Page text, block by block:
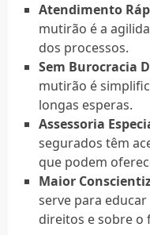
Atendimento
mutirão é a
dos processos.
Sem Burocracia
mutirão é
longas esperas.
Assessoria
segurados têm
que podem
Maior
serve para
direitos e sobre o